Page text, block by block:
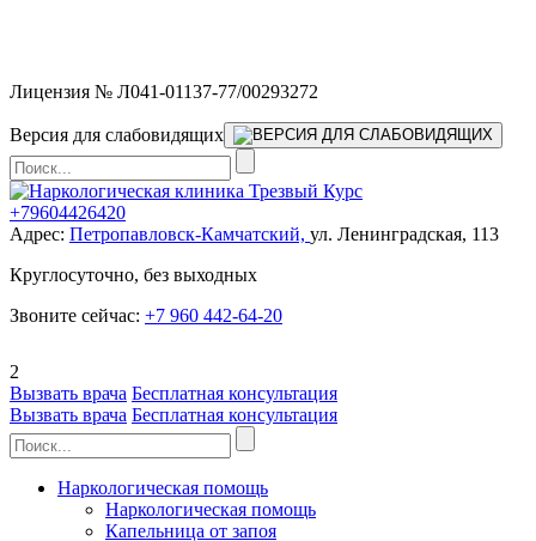
Лицензия № Л041-01137-77/00293272
Версия для слабовидящих
+79604426420
Адрес: Петропавловск-Камчатский, ул. Ленинградская, 113
Круглосуточно, без выходных
Звоните сейчас: +7 960 442-64-20
2
Вызвать врача Бесплатная консультация
Вызвать врача Бесплатная консультация
Наркологическая помощь
Наркологическая помощь
Капельница от запоя